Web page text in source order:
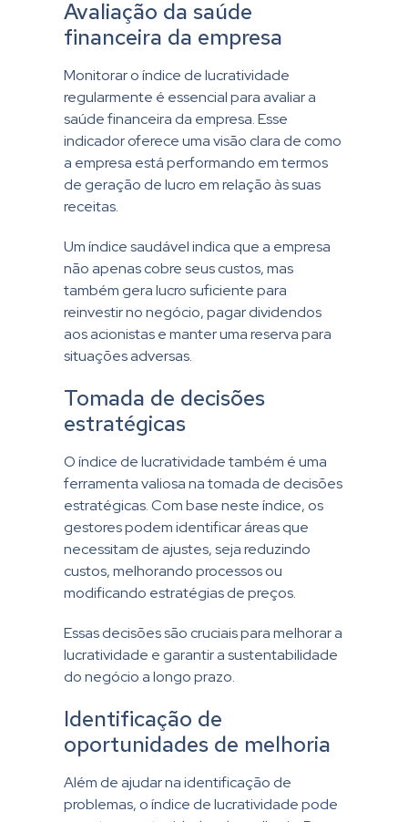
Avaliação da saúde
financeira da empresa
Monitorar o índice de lucratividade
regularmente é essencial para avaliar a
saúde financeira da empresa. Esse
indicador oferece uma visão clara de como
a empresa está performando em termos
de geração de lucro em relação às suas
receitas.
Um índice saudável indica que a empresa
não apenas cobre seus custos, mas
também gera lucro suficiente para
reinvestir no negócio, pagar dividendos
aos acionistas e manter uma reserva para
situações adversas.
Tomada de decisões
estratégicas
O índice de lucratividade também é uma
ferramenta valiosa na tomada de decisões
estratégicas. Com base neste índice, os
gestores podem identificar áreas que
necessitam de ajustes, seja reduzindo
custos, melhorando processos ou
modificando estratégias de preços.
Essas decisões são cruciais para melhorar a
lucratividade e garantir a sustentabilidade
do negócio a longo prazo.
Identificação de
oportunidades de melhoria
Além de ajudar na identificação de
problemas, o índice de lucratividade pode